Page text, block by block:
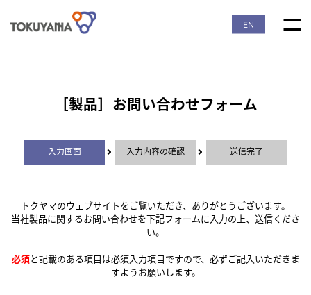
EN
［製品］お問い合わせフォーム
入力画面 入力内容の確認 送信完了
トクヤマのウェブサイトをご覧いただき、ありがとうございます。
当社製品に関するお問い合わせを下記フォームに入力の上、送信くださ
い。
必須と記載のある項目は必須入力項目ですので、必ずご記入いただきま
すようお願いします。